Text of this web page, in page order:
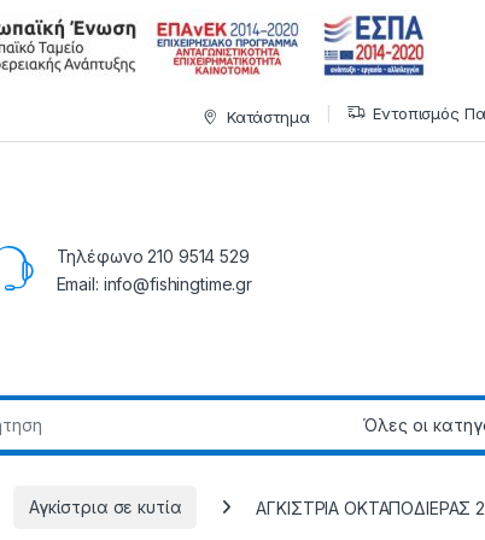
Κατάστημα Εντοπισμός
Τηλέφωνο 210 9514 529
Email: info@fishingtime.gr
Αγκίστρια σε κυτία ΑΓΚΙΣΤΡΙΑ ΟΚΤΑΠΟΔΙΕΡΑΣ